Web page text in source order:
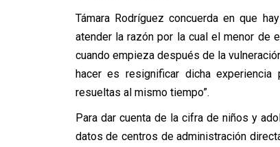
Támara Rodríguez concuerda en que
atender la razón por la cual el menor de
cuando empieza después de la
hacer es resignificar dicha
resueltas al mismo tiempo”.
Para dar cuenta de la cifra de niños y
datos de centros de administración